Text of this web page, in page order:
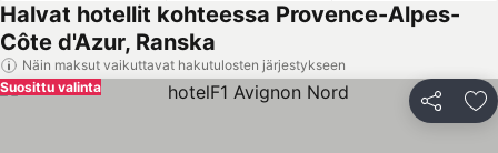
Halvat hotellit kohteessa Provence-Alpes-
Côte d'Azur, Ranska
Näin maksut vaikuttavat hakutulosten järjestykseen
Jaa
Suosittu valinta